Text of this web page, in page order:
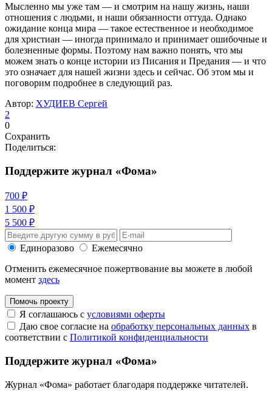
Мысленно мы уже там — и смотрим на нашу жизнь, наши
отношения с людьми, и наши обязанности оттуда. Однако
ожидание конца мира — такое естественное и необходимое
для христиан — иногда принимало и принимает ошибочные и
болезненные формы. Поэтому нам важно понять, что мы
можем знать о конце истории из Писания и Предания — и что
это означает для нашей жизни здесь и сейчас. Об этом мы и
поговорим подробнее в следующий раз.
Автор: ХУДИЕВ Сергей
2
0
Сохранить
Поделиться:
Поддержите журнал «Фома»
700 ₽
1 500 ₽
5 500 ₽
Единоразово
Ежемесячно
Отменить ежемесячное пожертвование вы можете в любой
момент здесь
Помочь проекту
Я соглашаюсь с условиями оферты
Даю свое согласие на обработку персональных данных в
соответствии с Политикой конфиденциальности
Поддержите журнал «Фома»
Журнал «Фома» работает благодаря поддержке читателей.